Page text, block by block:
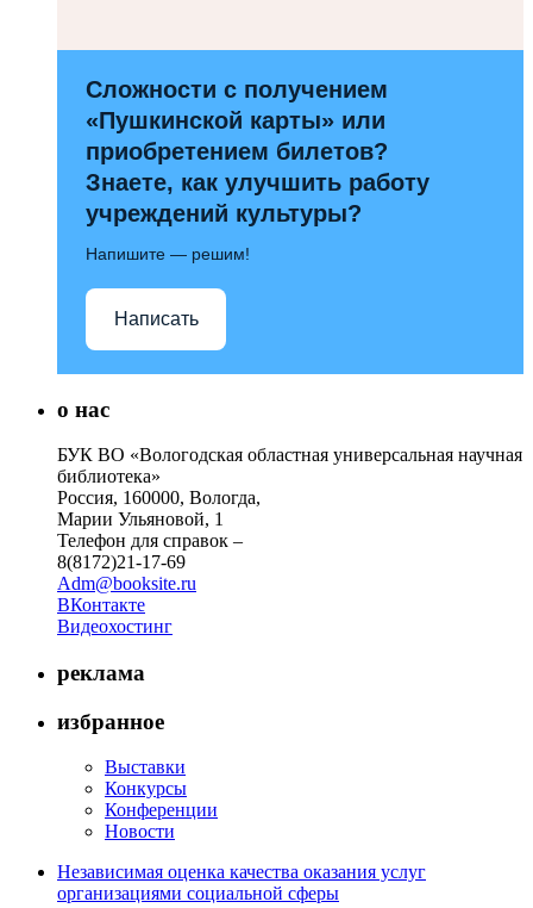
Сложности с получением
«Пушкинской карты» или
приобретением билетов?
Знаете, как улучшить работу
учреждений культуры?
Напишите — решим!
Написать
о нас
БУК ВО «Вологодская областная универсальная научная
библиотека»
Россия, 160000, Вологда,
Марии Ульяновой, 1
Телефон для справок –
8(8172)21-17-69
Adm@booksite.ru
ВКонтакте
Видеохостинг
реклама
избранное
Выставки
Конкурсы
Конференции
Новости
Независимая оценка качества оказания услуг
организациями социальной сферы